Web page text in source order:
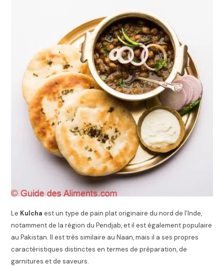
Le Kulcha est un type de pain plat originaire du nord de l’Inde,
notamment de la région du Pendjab, et il est également populaire
au Pakistan. Il est très similaire au Naan, mais il a ses propres
caractéristiques distinctes en termes de préparation, de
garnitures et de saveurs.